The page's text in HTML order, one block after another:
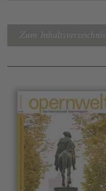
Zum Inhaltsverzeichnis